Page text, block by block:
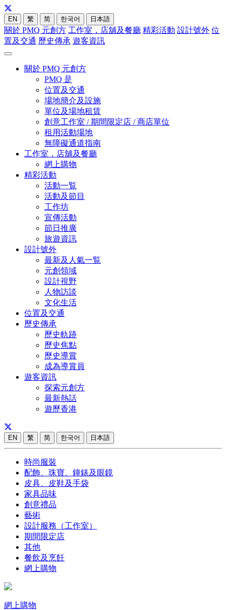
EN 繁 简 한국어 日本語
關於 PMQ 元創方 工作室，店舖及餐廳 精彩活動 設計號外 位
置及交通 歷史傳承 遊客資訊
關於 PMQ 元創方
PMQ 是
位置及交通
場地簡介及設施
單位及場地租賃
創意工作室 / 期間限定店 / 商店單位
租用活動場地
無障礙通道指南
工作室，店舖及餐廳
網上購物
精彩活動
活動一覧
活動及節目
工作坊
宣傳活動
節日推廣
旅遊資訊
設計號外
最新及人氣一覧
元創領域
設計視野
人物訪談
文化生活
位置及交通
歷史傳承
歷史軌跡
歷史焦點
歷史導賞
成為導賞員
遊客資訊
探索元創方
最新熱話
遊歷香港
EN 繁 简 한국어 日本語
時尚服裝
配飾、珠寶、鐘錶及眼鏡
皮具、皮鞋及手袋
家具品味
創意禮品
藝術
設計服務（工作室）
期間限定店
其他
餐飲及烹飪
網上購物
網上購物